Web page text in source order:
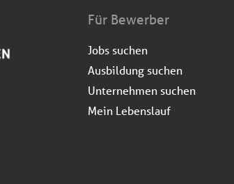
Für Bewerber
Jobs suchen
Ausbildung suchen
Unternehmen suchen
Mein Lebenslauf